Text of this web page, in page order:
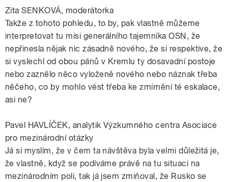
Zita SENKOVÁ, moderátorka
Takže z tohoto pohledu, to by, pak vlastně můžeme
interpretovat tu misi generálního tajemníka OSN, že
nepřinesla nějak nic zásadně nového, že si respektive, že
si vyslechl od obou pánů v Kremlu ty dosavadní postoje
nebo zaznělo něco vyloženě nového nebo náznak třeba
něčeho, co by mohlo vést třeba ke zmírnění té eskalace,
asi ne?
Pavel HAVLÍČEK, analytik Výzkumného centra Asociace
pro mezinárodní otázky
Já si myslím, že v čem ta návštěva byla velmi důležitá je,
že vlastně, když se podíváme právě na tu situaci na
mezinárodním poli, tak já jsem zmiňoval, že Rusko se